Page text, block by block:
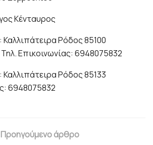
Κένταυρος
Ρόδος 85100
Επικοινωνίας: 6948075832
Ρόδος 85133
6948075832
Προηγούμενο άρθρο